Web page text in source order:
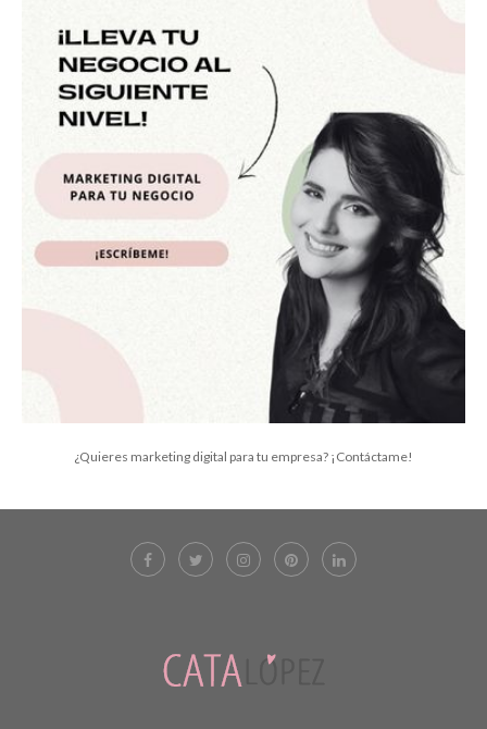
¿Quieres marketing digital para tu empresa? ¡Contáctame!